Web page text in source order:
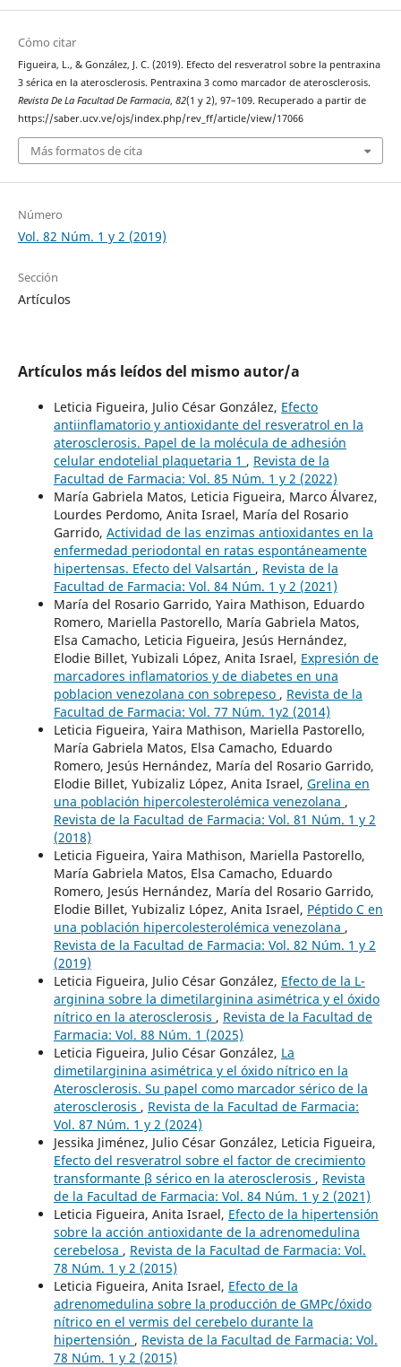
Cómo citar
Figueira, L., & González, J. C. (2019). Efecto del resveratrol sobre la pentraxina
3 sérica en la aterosclerosis. Pentraxina 3 como marcador de aterosclerosis.
Revista De La Facultad De Farmacia, 82(1 y 2), 97–109. Recuperado a partir de
https://saber.ucv.ve/ojs/index.php/rev_ff/article/view/17066
Más formatos de cita
Número
Vol. 82 Núm. 1 y 2 (2019)
Sección
Artículos
Artículos más leídos del mismo autor/a
Leticia Figueira, Julio César González, Efecto
antiinflamatorio y antioxidante del resveratrol en la
aterosclerosis. Papel de la molécula de adhesión
celular endotelial plaquetaria 1 , Revista de la
Facultad de Farmacia: Vol. 85 Núm. 1 y 2 (2022)
María Gabriela Matos, Leticia Figueira, Marco Álvarez,
Lourdes Perdomo, Anita Israel, María del Rosario
Garrido, Actividad de las enzimas antioxidantes en la
enfermedad periodontal en ratas espontáneamente
hipertensas. Efecto del Valsartán , Revista de la
Facultad de Farmacia: Vol. 84 Núm. 1 y 2 (2021)
María del Rosario Garrido, Yaira Mathison, Eduardo
Romero, Mariella Pastorello, María Gabriela Matos,
Elsa Camacho, Leticia Figueira, Jesús Hernández,
Elodie Billet, Yubizali López, Anita Israel, Expresión de
marcadores inflamatorios y de diabetes en una
poblacion venezolana con sobrepeso , Revista de la
Facultad de Farmacia: Vol. 77 Núm. 1y2 (2014)
Leticia Figueira, Yaira Mathison, Mariella Pastorello,
María Gabriela Matos, Elsa Camacho, Eduardo
Romero, Jesús Hernández, María del Rosario Garrido,
Elodie Billet, Yubizaliz López, Anita Israel, Grelina en
una población hipercolesterolémica venezolana ,
Revista de la Facultad de Farmacia: Vol. 81 Núm. 1 y 2
(2018)
Leticia Figueira, Yaira Mathison, Mariella Pastorello,
María Gabriela Matos, Elsa Camacho, Eduardo
Romero, Jesús Hernández, María del Rosario Garrido,
Elodie Billet, Yubizaliz López, Anita Israel, Péptido C en
una población hipercolesterolémica venezolana ,
Revista de la Facultad de Farmacia: Vol. 82 Núm. 1 y 2
(2019)
Leticia Figueira, Julio César González, Efecto de la L-
arginina sobre la dimetilarginina asimétrica y el óxido
nítrico en la aterosclerosis , Revista de la Facultad de
Farmacia: Vol. 88 Núm. 1 (2025)
Leticia Figueira, Julio César González, La
dimetilarginina asimétrica y el óxido nítrico en la
Aterosclerosis. Su papel como marcador sérico de la
aterosclerosis , Revista de la Facultad de Farmacia:
Vol. 87 Núm. 1 y 2 (2024)
Jessika Jiménez, Julio César González, Leticia Figueira,
Efecto del resveratrol sobre el factor de crecimiento
transformante β sérico en la aterosclerosis , Revista
de la Facultad de Farmacia: Vol. 84 Núm. 1 y 2 (2021)
Leticia Figueira, Anita Israel, Efecto de la hipertensión
sobre la acción antioxidante de la adrenomedulina
cerebelosa , Revista de la Facultad de Farmacia: Vol.
78 Núm. 1 y 2 (2015)
Leticia Figueira, Anita Israel, Efecto de la
adrenomedulina sobre la producción de GMPc/óxido
nítrico en el vermis del cerebelo durante la
hipertensión , Revista de la Facultad de Farmacia: Vol.
78 Núm. 1 y 2 (2015)